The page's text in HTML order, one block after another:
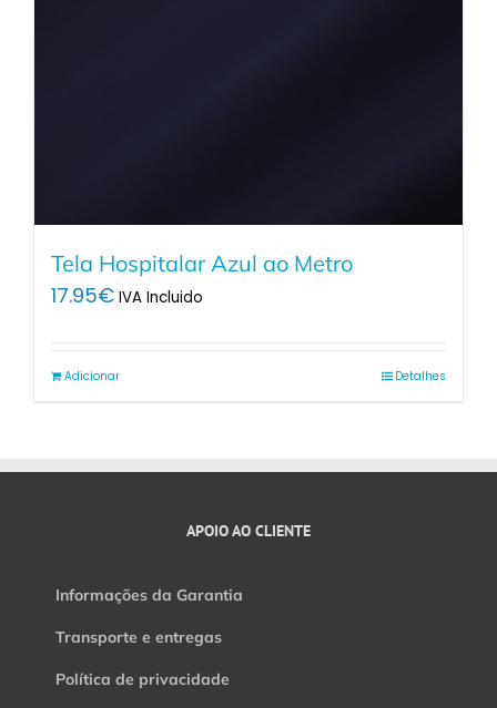
Tela Hospitalar Azul ao Metro
17.95€ IVA Incluido
Adicionar Detalhes
APOIO AO CLIENTE
Informações da Garantia
Transporte e entregas
Política de privacidade